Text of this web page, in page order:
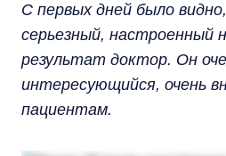
С первых дней было
серьезный, настроенный
результат доктор. Он
интересующийся, очень
пациентам.